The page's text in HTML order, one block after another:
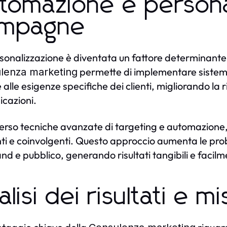
e
è diventata un fattore
marketing permette di implementare
esigenze specifiche dei clienti, migliorando la
tecniche avanzate di targeting e
e coinvolgenti. Questo approccio aumenta le
e pubblico, generando risultati tangibili e
dei risultati e